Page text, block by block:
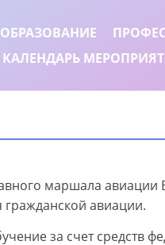
ОБРАЗОВАНИЕ
КАЛЕНДАРЬ
маршала
гражданской авиации.
за счет средств